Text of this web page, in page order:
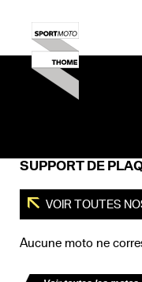
SUPPORT DE
VOIR TOUTES
Aucune moto ne